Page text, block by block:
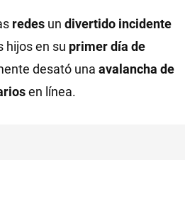
redes un divertido incidente
hijos en su primer día de
desató una avalancha de
en línea.